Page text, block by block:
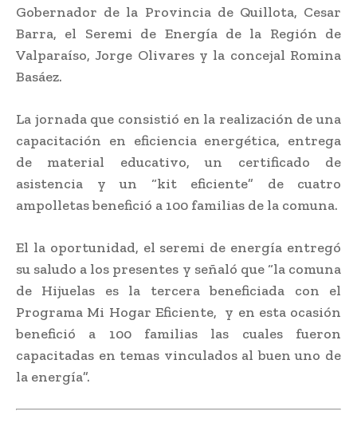
Gobernador de la Provincia de Quillota, Cesar
Barra, el Seremi de Energía de la Región de
Valparaíso, Jorge Olivares y la concejal Romina
Basáez.
La jornada que consistió en la realización de una
capacitación en eficiencia energética, entrega
de material educativo, un certificado de
asistencia y un “kit eficiente” de cuatro
ampolletas benefició a 100 familias de la comuna.
El la oportunidad, el seremi de energía entregó
su saludo a los presentes y señaló que “la comuna
de Hijuelas es la tercera beneficiada con el
Programa Mi Hogar Eficiente, y en esta ocasión
benefició a 100 familias las cuales fueron
capacitadas en temas vinculados al buen uno de
la energía”.